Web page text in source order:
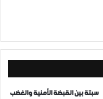
سبتة بين القبضة الأمنية والغضب